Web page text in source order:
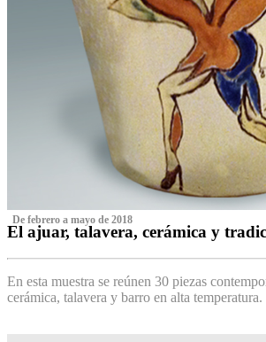
‌ De febrero a mayo de 2018
El ajuar, talavera, cerámica y
En esta muestra se reúnen 30 piezas
cerámica, talavera y barro en alta